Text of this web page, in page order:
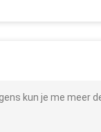
kun je me meer